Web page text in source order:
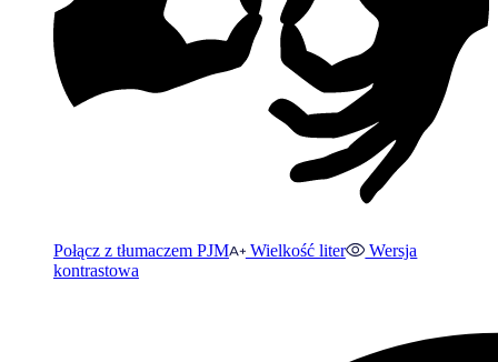
Połącz z tłumaczem PJM Wielkość liter
Wersja
kontrastowa